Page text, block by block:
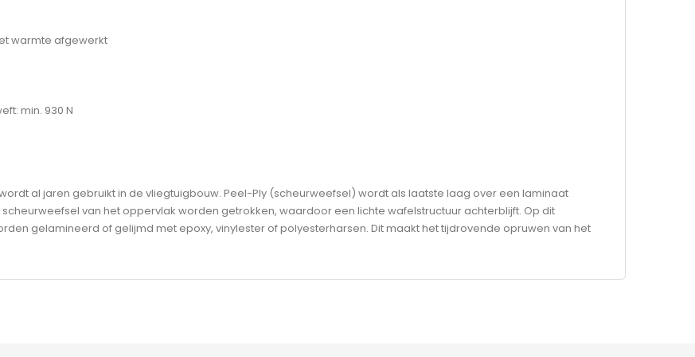
warmte afgewerkt
: min. 930 N
al jaren gebruikt in de vliegtuigbouw. Peel-Ply (scheurweefsel) wordt als laatste laag over een laminaat
van het oppervlak worden getrokken, waardoor een lichte wafelstructuur achterblijft. Op dit
gelamineerd of gelijmd met epoxy, vinylester of polyesterharsen. Dit maakt het tijdrovende opruwen van het